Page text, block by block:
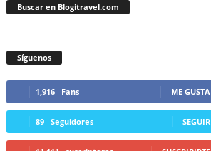
Buscar en Blogitravel.com
Síguenos
1,916 Fans ME GUSTA
89 Seguidores SEGUIR